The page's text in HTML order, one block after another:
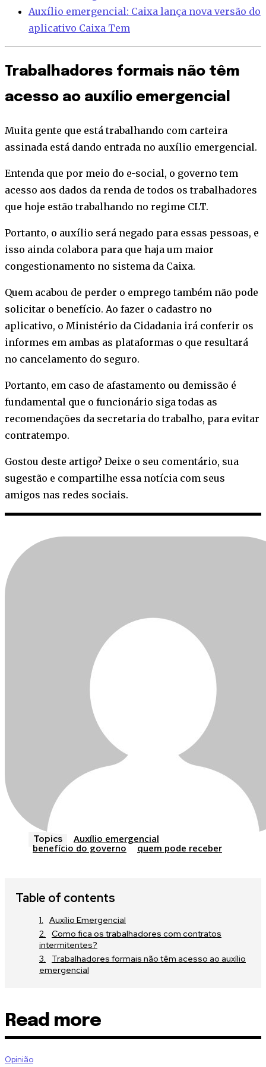
Auxílio emergencial: Caixa lança nova versão do
aplicativo Caixa Tem
Trabalhadores formais não têm
acesso ao auxílio emergencial
Muita gente que está trabalhando com carteira
assinada está dando entrada no auxílio emergencial.
Entenda que por meio do e-social, o governo tem
acesso aos dados da renda de todos os trabalhadores
que hoje estão trabalhando no regime CLT.
Portanto, o auxílio será negado para essas pessoas, e
isso ainda colabora para que haja um maior
congestionamento no sistema da Caixa.
Quem acabou de perder o emprego também não pode
solicitar o benefício. Ao fazer o cadastro no
aplicativo, o Ministério da Cidadania irá conferir os
informes em ambas as plataformas o que resultará
no cancelamento do seguro.
Portanto, em caso de afastamento ou demissão é
fundamental que o funcionário siga todas as
recomendações da secretaria do trabalho, para evitar
contratempo.
Gostou deste artigo? Deixe o seu comentário, sua
sugestão e compartilhe essa notícia com seus
amigos nas redes sociais.
Topics
Auxílio emergencial
benefício do governo
quem pode receber
Table of contents
Auxílio Emergencial
Como fica os trabalhadores com contratos
intermitentes?
Trabalhadores formais não têm acesso ao auxílio
emergencial
Read more
Opinião